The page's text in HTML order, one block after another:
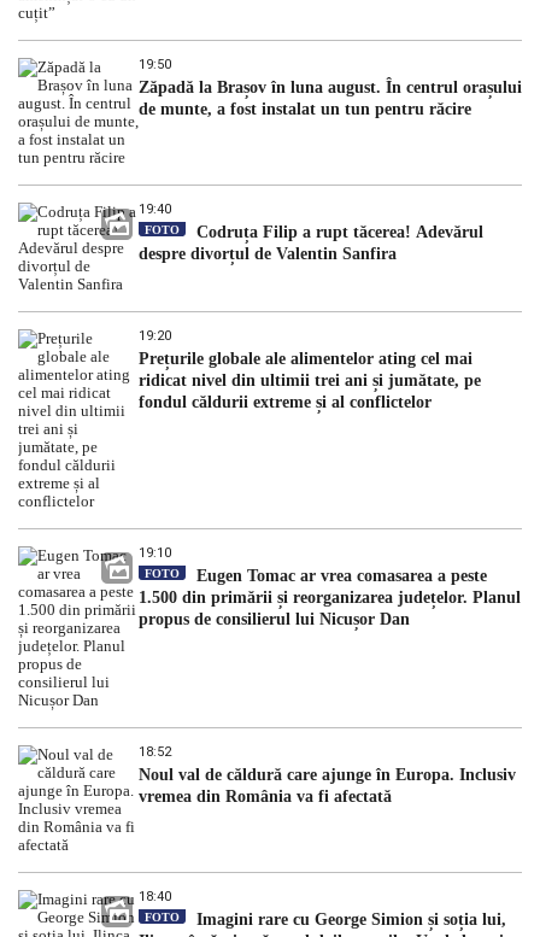
19:50
Zăpadă la Brașov în luna august. În centrul orașului
de munte, a fost instalat un tun pentru răcire
19:40
FOTO
Codruța Filip a rupt tăcerea! Adevărul
despre divorțul de Valentin Sanfira
19:20
Prețurile globale ale alimentelor ating cel mai
ridicat nivel din ultimii trei ani și jumătate, pe
fondul căldurii extreme și al conflictelor
19:10
FOTO
Eugen Tomac ar vrea comasarea a peste
1.500 din primării și reorganizarea județelor. Planul
propus de consilierul lui Nicușor Dan
18:52
Noul val de căldură care ajunge în Europa. Inclusiv
vremea din România va fi afectată
18:40
FOTO
Imagini rare cu George Simion și soția lui,